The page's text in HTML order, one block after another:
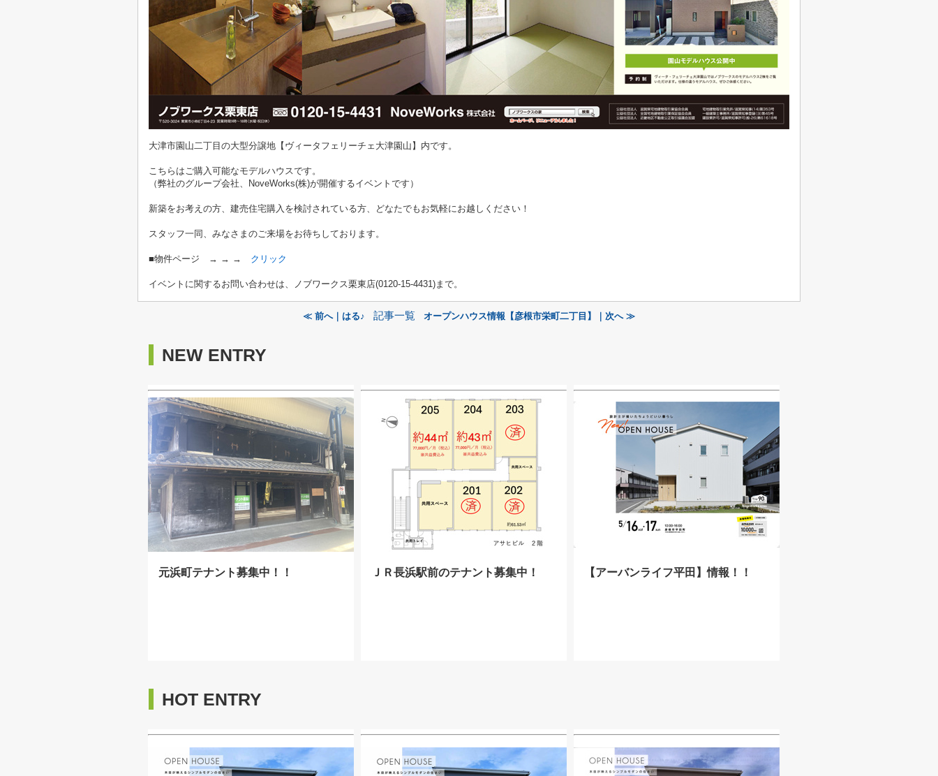
大津市園山二丁目の大型分譲地【ヴィータフェリーチェ大津園山】内です。
こちらはご購入可能なモデルハウスです。
（弊社のグループ会社、NoveWorks(株)が開催するイベントです）
新築をお考えの方、建売住宅購入を検討されている方、どなたでもお気軽にお越しください！
スタッフ一同、みなさまのご来場をお待ちしております。
■物件ページ → → → クリック
イベントに関するお問い合わせは、ノブワークス栗東店(0120-15-4431)まで。
≪ 前へ｜はる♪ 記事一覧 オープンハウス情報【彦根市栄町二丁目】｜次へ ≫
NEW ENTRY
元浜町テナント募集中！！ ＪＲ長浜駅前のテナント募集中！ 【アーバンライフ平田】情報！！
HOT ENTRY